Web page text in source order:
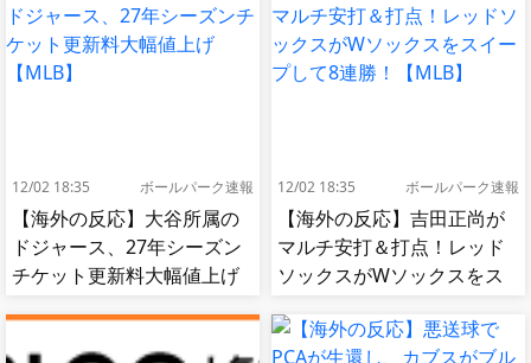
12/02 18:35 ボールパーク速報
【海外の反応】大谷所属の
ドジャース、27年シーズン
チケット更新料大幅値上げ
12/02 18:35 ボールパーク速報
【海外の反応】吉田正尚が
マルチ安打＆打点！レッド
ソックスがWソックスをス